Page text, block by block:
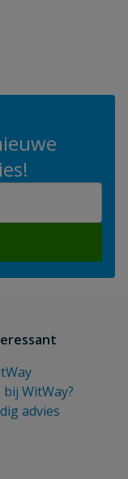
WitWay?
advies